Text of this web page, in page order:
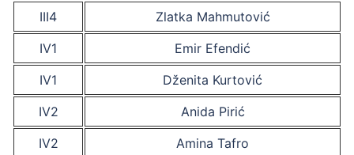
III4
Zlatka Mahmutović
IV1
Emir Efendić
IV1
Dženita Kurtović
IV2
Anida Pirić
IV2
Amina Tafro